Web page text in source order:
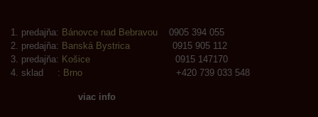
predajňa: Bánovce nad Bebravou 0905 394 055
predajňa: Banská Bystrica 0915 905 112
predajňa: Košice 0915 147170
sklad : Brno +420 739 033 548
viac info